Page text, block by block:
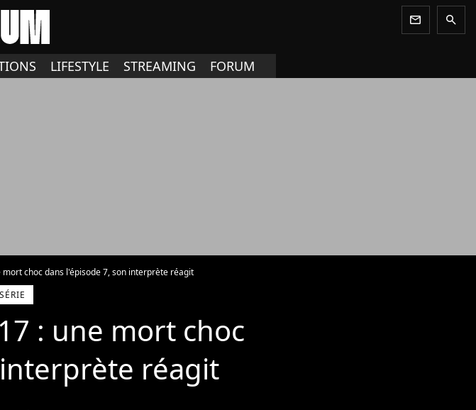
newsletter search
LIFESTYLE STREAMING FORUM
choc dans l'épisode 7, son interprète réagit
: une mort choc
réagit